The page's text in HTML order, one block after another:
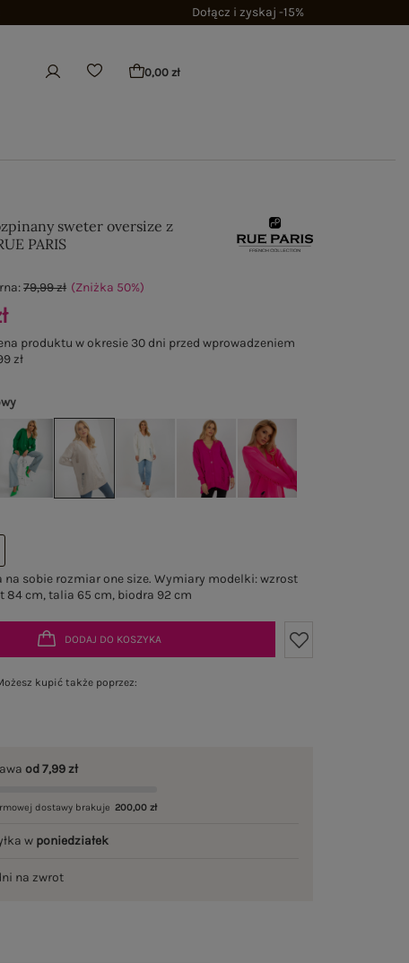
Dołącz i zyskaj -15%
0,00 zł
sweter oversize z
PARIS
na sobie rozmiar one size. Wymiary modelki: wzrost
84 cm, talia 65 cm, biodra 92 cm
79,99 zł (Zniżka 50%)
produktu w okresie 30 dni przed wprowadzeniem
zł
DODAJ DO KOSZYKA
kupić także poprzez:
od 7,99 zł
dostawy brakuje 200,00 zł
w poniedziałek
na zwrot